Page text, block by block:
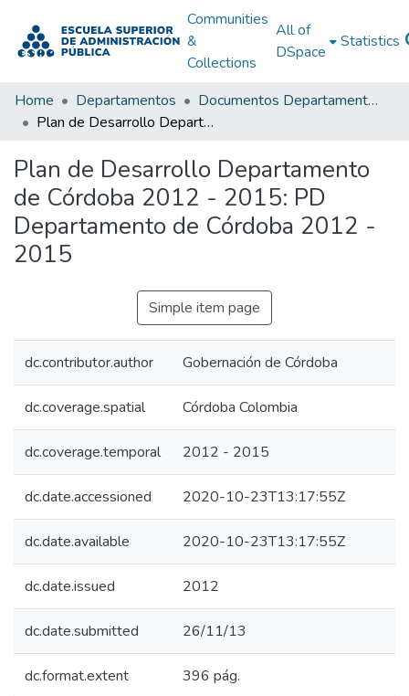
Communities
&
Collections
All of
DSpace
Statistics
Home Departamentos
Documentos Departamentales
Plan de Desarrollo Departamento de Córdoba 2012 - 2015: PD Departamento de Córdoba 2012 - 2015
Plan de Desarrollo Departamento
de Córdoba 2012 - 2015: PD
Departamento de Córdoba 2012 -
2015
Simple item page
dc.contributor.author Gobernación de Córdoba
dc.coverage.spatial Córdoba Colombia
dc.coverage.temporal 2012 - 2015
dc.date.accessioned 2020-10-23T13:17:55Z
dc.date.available 2020-10-23T13:17:55Z
dc.date.issued 2012
dc.date.submitted 26/11/13
dc.format.extent 396 pág.